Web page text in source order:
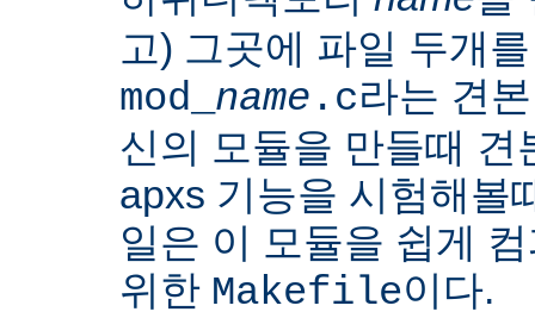
고) 그곳에 파일 두개
mod_ name .c라는 견
신의 모듈을 만들때 견
apxs 기능을 시험해볼
일은 이 모듈을 쉽게
위한 Makefile이다.